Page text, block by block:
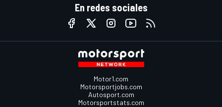
En redes sociales
Motor1.com
Motorsportjobs.com
Autosport.com
Motorsportstats.com